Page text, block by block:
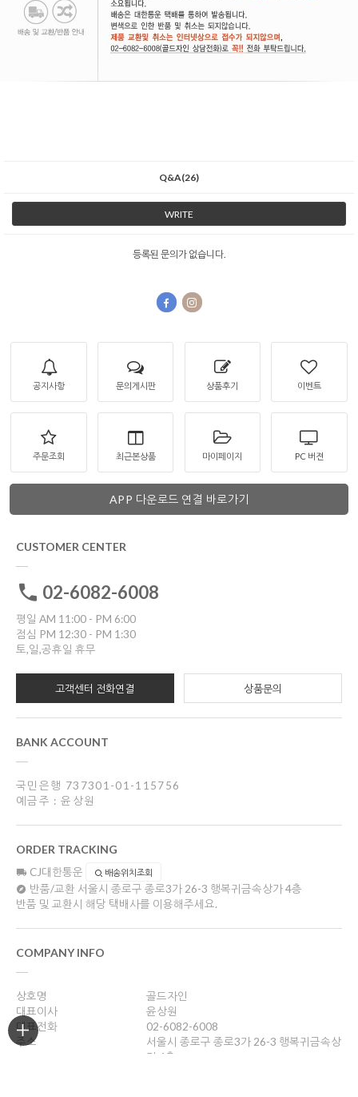
Q&A(26)
WRITE
등록된 문의가 없습니다.
공지사항 문의게시판 상품후기 이벤트
주문조회 최근본상품 마이페이지 PC 버젼
APP 다운로드 연결 바로가기
CUSTOMER CENTER
02-6082-6008
평일 AM 11:00 - PM 6:00
점심 PM 12:30 - PM 1:30
토,일,공휴일 휴무
고객센터 전화연결 상품문의
BANK ACCOUNT
국민은행 737301-01-115756
예금주 : 윤상원
ORDER TRACKING
CJ대한통운 배송위치조회
반품/교환 서울시 종로구 종로3가 26-3 행복귀금속상가 4층
반품 및 교환시 해당 택배사를 이용해주세요.
COMPANY INFO
상호명
골드자인
대표이사
윤상원
대표전화
02-6082-6008
주소
서울시 종로구 종로3가 26-3 행복귀금속상
가 4층